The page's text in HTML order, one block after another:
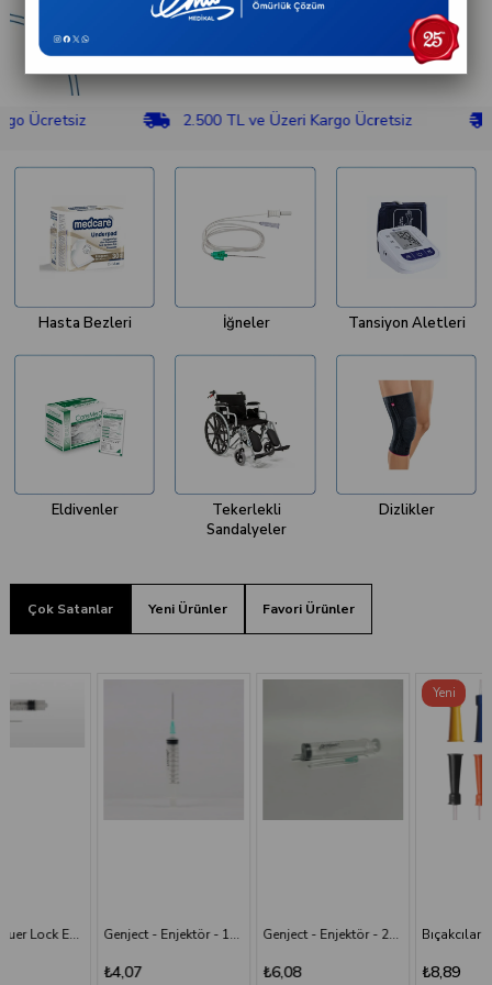
2.500 TL ve Üzeri Kargo Ücretsiz
Hasta Bezleri İğneler Tansiyon Aletleri
Eldivenler
Tekerlekli
Sandalyeler
Dizlikler
Çok Satanlar Yeni Ürünler Favori Ürünler
Genject - Enjektör - 10 cc - 3P - 21G - 38 mm Genject - Enjektör - 20 cc 38 mm- 3P - Yeşil İğneli Bıçakcılar - Aspirasyon Sondası